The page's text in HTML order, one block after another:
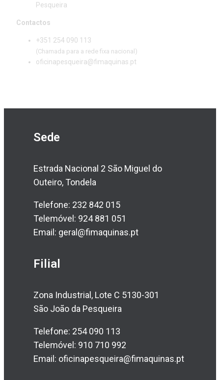
Pesqueira
Contactos
+351 254 090 113
(Chamada para a rede fixa nacional)
oficinapesqueira@fimaquinas.pt
Sede
Estrada Nacional 2 São Miguel do
Outeiro, Tondela
Telefone: 232 842 015
Telemóvel: 924 881 051
Email: geral@fimaquinas.pt
Filial
Zona Industrial, Lote C 5130-301
São João da Pesqueira
Telefone: 254 090 113
Telemóvel: 910 710 992
Email: oficinapesqueira@fimaquinas.pt